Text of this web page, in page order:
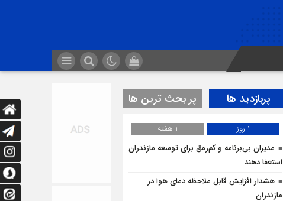
پربازدید ها پر بحث ترین ها
1 روز
1 هفته
مدیران بی‌برنامه و کم‌رمق برای توسعه مازندران
استعفا دهند
هشدار افزایش قابل ملاحظه دمای هوا در
مازندران